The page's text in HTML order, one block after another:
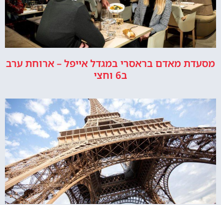
מסעדת מאדם בראסרי במגדל אייפל – ארוחת ערב
ב6 וחצי